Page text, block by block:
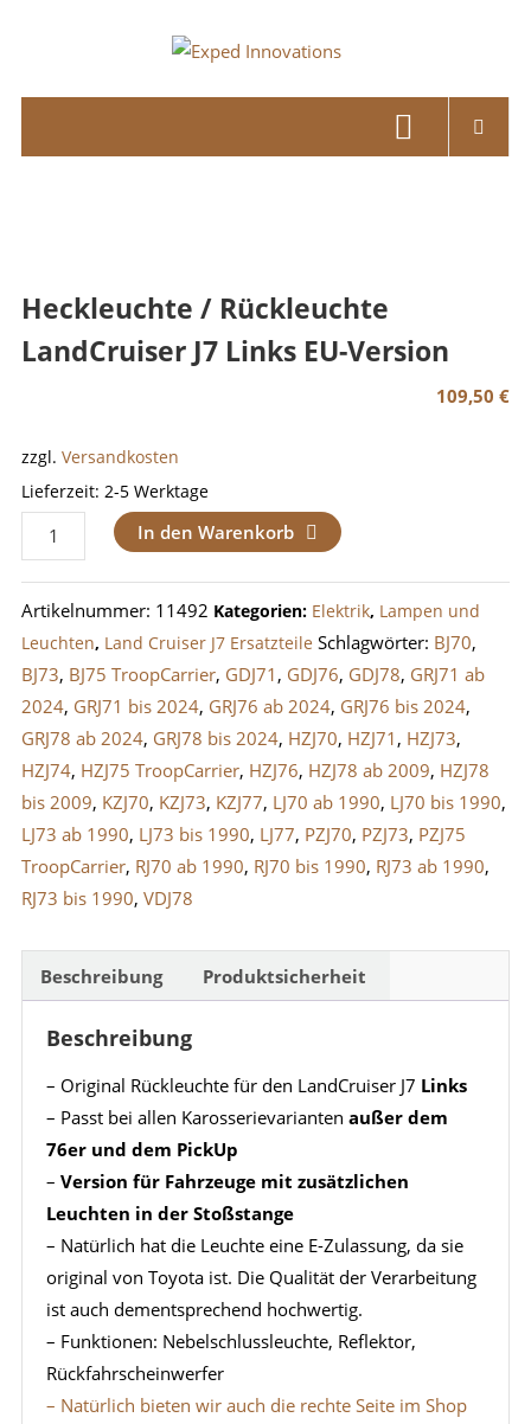
Exped
Heckleuchte / Rückleuchte
LandCruiser J7 Links EU-Version
109,50€
zzgl. Versandkosten
Lieferzeit: 2-5 Werktage
Heckleuchte
/
Rückleuchte
LandCruiser
J7
Links
EU-
Version
Menge
In den Warenkorb
Artikelnummer: 11492 Kategorien: Elektrik, Lampen und
Leuchten, Land Cruiser J7 Ersatzteile Schlagwörter: BJ70,
BJ73, BJ75 TroopCarrier, GDJ71 , GDJ76, GDJ78, GRJ71 ab
2024, GRJ71 bis 2024, GRJ76 ab 2024, GRJ76 bis 2024,
GRJ78 ab 2024, GRJ78 bis 2024, HZJ70, HZJ71 , HZJ73,
HZJ74, HZJ75 TroopCarrier, HZJ76, HZJ78 ab 2009, HZJ78
bis 2009, KZJ70, KZJ73, KZJ77, LJ70 ab 1990, LJ70 bis 1990,
LJ73 ab 1990, LJ73 bis 1990, LJ77, PZJ70, PZJ73, PZJ75
TroopCarrier, RJ70 ab 1990, RJ70 bis 1990, RJ73 ab 1990,
RJ73 bis 1990, VDJ78
Beschreibung Produktsicherheit
Beschreibung
– Original Rückleuchte für den LandCruiser J7 Links
– Passt bei allen Karosserievarianten außer dem
76er und dem PickUp
– Version für Fahrzeuge mit zusätzlichen
Leuchten in der Stoßstange
– Natürlich hat die Leuchte eine E-Zulassung, da sie
original von Toyota ist. Die Qualität der Verarbeitung
ist auch dementsprechend hochwertig.
– Funktionen: Nebelschlussleuchte, Reflektor,
Rückfahrscheinwerfer
– Natürlich bieten wir auch die rechte Seite im Shop